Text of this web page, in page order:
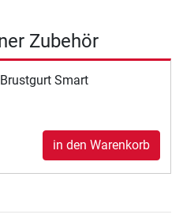
Zubehör
Smart
in den Warenkorb